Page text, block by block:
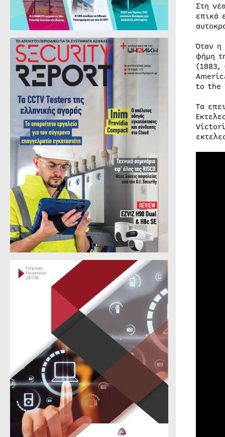
Στη
επικά
Όταν η
φήμη
(1883,
to the
Τα